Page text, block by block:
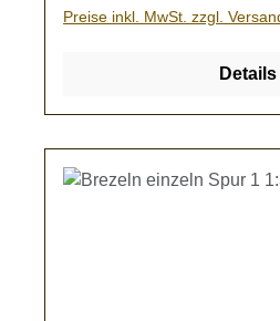
Preise inkl. MwSt. zzgl.
Details